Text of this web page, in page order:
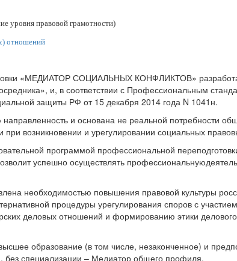
уровня правовой грамотности)
отношений
«МЕДИАТОР СОЦИАЛЬНЫХ КОНФЛИКТОВ»
и, в соответствии с Профессиональным
защиты РФ от 15 декабря 2014 года N 1041н.
и основана не реальной потребности
при возникновении и урегулировании социальных
программой профессиональной
успешно осуществлять
необходимостью повышения правовой культуры
процедуры урегулирования споров с
деловых отношений и формированию этики
образование (в том числе, незаконченное) и
специализации – Медиатор общего профиля.